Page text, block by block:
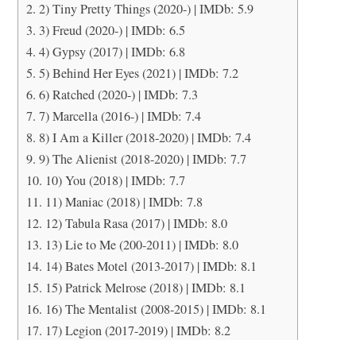
2) Tiny Pretty Things (2020-) | IMDb: 5.9
3) Freud (2020-) | IMDb: 6.5
4) Gypsy (2017) | IMDb: 6.8
5) Behind Her Eyes (2021) | IMDb: 7.2
6) Ratched (2020-) | IMDb: 7.3
7) Marcella (2016-) | IMDb: 7.4
8) I Am a Killer (2018-2020) | IMDb: 7.4
9) The Alienist (2018-2020) | IMDb: 7.7
10) You (2018) | IMDb: 7.7
11) Maniac (2018) | IMDb: 7.8
12) Tabula Rasa (2017) | IMDb: 8.0
13) Lie to Me (200-2011) | IMDb: 8.0
14) Bates Motel (2013-2017) | IMDb: 8.1
15) Patrick Melrose (2018) | IMDb: 8.1
16) The Mentalist (2008-2015) | IMDb: 8.1
17) Legion (2017-2019) | IMDb: 8.2